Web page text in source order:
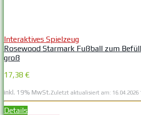
Interaktives Spielzeug
Rosewood Starmark Fußball zum
groß
17,38 €
inkl. 19% MwSt.Zuletzt aktualisiert am: 16.04.2026
Details